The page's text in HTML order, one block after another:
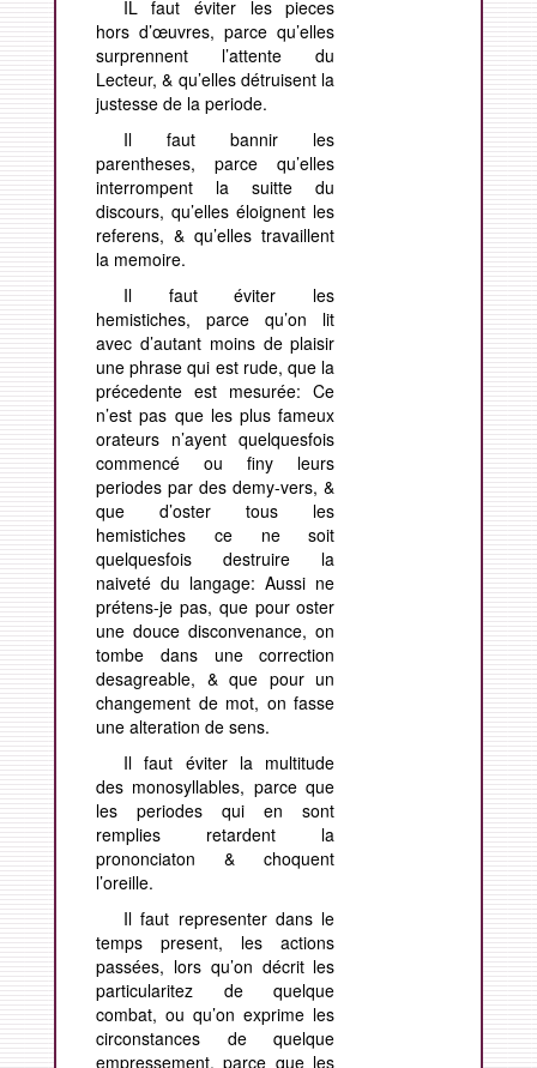
IL faut éviter les pieces
hors d’œuvres, parce qu’elles
surprennent l’attente du
Lecteur, & qu’elles détruisent la
justesse de la periode.
Il faut bannir les
parentheses, parce qu’elles
interrompent la suitte du
discours, qu’elles éloignent les
referens, & qu’elles travaillent
la memoire.
Il faut éviter les
hemistiches, parce qu’on lit
avec d’autant moins de plaisir
une phrase qui est rude, que la
précedente est mesurée: Ce
n’est pas que les plus fameux
orateurs n’ayent quelquesfois
commencé ou finy leurs
periodes par des demy-vers, &
que d’oster tous les
hemistiches ce ne soit
quelquesfois destruire la
naiveté du langage: Aussi ne
prétens-je pas, que pour oster
une douce disconvenance, on
tombe dans une correction
desagreable, & que pour un
changement de mot, on fasse
une alteration de sens.
Il faut éviter la multitude
des monosyllables, parce que
les periodes qui en sont
remplies retardent la
prononciaton & choquent
l’oreille.
Il faut representer dans le
temps present, les actions
passées, lors qu’on décrit les
particularitez de quelque
combat, ou qu’on exprime les
circonstances de quelque
empressement, parce que les